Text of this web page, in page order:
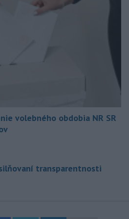
volebného obdobia NR SR
transparentnosti